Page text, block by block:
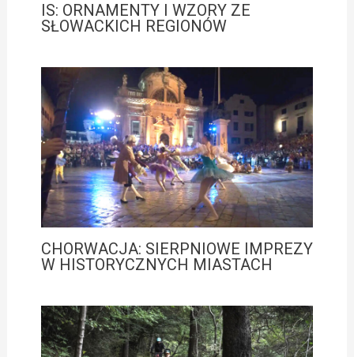
IS: ORNAMENTY I WZORY ZE
SŁOWACKICH REGIONÓW
CHORWACJA: SIERPNIOWE IMPREZY
W HISTORYCZNYCH MIASTACH